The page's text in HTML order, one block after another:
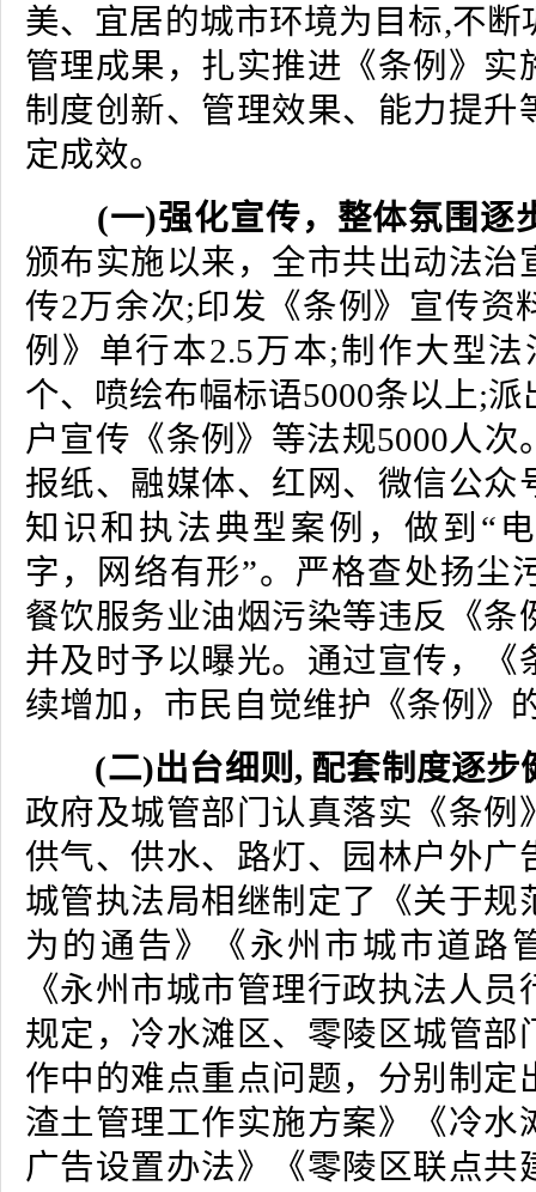
美、宜居的城市环境为目标,不断
管理成果，扎实推进《条例》实
制度创新、管理效果、能力提升
定成效。
(一)强化宣传，整体氛围逐
颁布实施以来，全市共出动法治
传2万余次;印发《条例》宣传资
例》单行本2.5万本;制作大型法
个、喷绘布幅标语5000条以上;
户宣传《条例》等法规5000人次
报纸、融媒体、红网、微信公众
知识和执法典型案例，做到“
字，网络有形”。严格查处扬尘
餐饮服务业油烟污染等违反《条
并及时予以曝光。通过宣传，《
续增加，市民自觉维护《条例》
(二)出台细则, 配套制度逐步
政府及城管部门认真落实《条例
供气、供水、路灯、园林户外广
城管执法局相继制定了《关于规
为的通告》《永州市城市道路
《永州市城市管理行政执法人
规定，冷水滩区、零陵区城管部
作中的难点重点问题，分别制定
渣土管理工作实施方案》《冷水
广告设置办法》《零陵区联点共